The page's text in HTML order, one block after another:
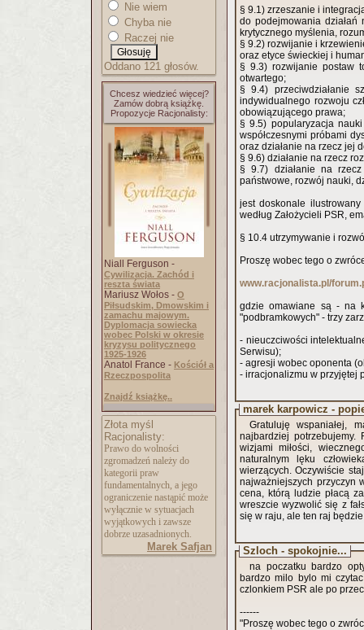
Nie wiem
Chyba nie
Raczej nie
Oddano 121 głosów.
Chcesz wiedzieć więcej?
Zamów dobrą książkę.
Propozycje Racjonalisty:
Niall Ferguson -
Cywilizacja. Zachód i
reszta świata
Mariusz Wołos - O
Piłsudskim, Dmowskim i
zamachu majowym.
Dyplomacja sowiecka
wobec Polski w okresie
kryzysu politycznego
1925-1926
Anatol France - Kościół a
Rzeczpospolita
Znajdź książkę..
Złota myśl
Racjonalisty:
Prawo do wolności
zgromadzeń należy do
kategorii praw
fundamentalnych, a jego
ograniczenie nastąpić może
wyłącznie w sytuacjach
wyjątkowych i zawsze
dobrze uzasadnionych.
Marek Safjan
§ 9.1) zrzeszanie i
do podejmowania działań
krytycznego myślenia,
§ 9.2) rozwijanie i
oraz etyce świeckiej i
§ 9.3) rozwijanie postaw
otwartego;
§ 9.4) przeciwdziałanie
indywidualnego rozwoju
obowiązującego prawa;
§ 9.5) popularyzacja
współczesnymi próbami
oraz działanie na rzecz jej
§ 9.6) działanie na rzecz
§ 9.7) działanie na
państwowe, rozwój nauki,
jest doskonale
§ 10.4 utrzymywanie i
Proszę wobec tego o
www.racjonalista.pl/
gdzie omawiane są - na konkretnych
"podbramkowych" - trzy
- nieuczciwości
Serwisu);
- agresji wobec oponenta
- irracjonalizmu w przyjętej
marek karpowicz -
Gratuluję wspaniałej,
najbardziej potrzebujemy.
wizjami miłości,
naturalnym lęku
wierzących. Oczywiście
najważniejszych przyczyn
cena, którą ludzie płacą
wreszcie wyzwolić się z
się w raju, ale ten raj
Szloch - spokojnie...
na poczatku bardzo
bardzo milo bylo mi
czlonkiem PSR ale po
------
"Proszę wobec tego o